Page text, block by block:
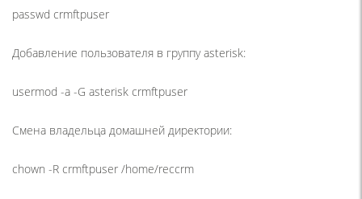
passwd crmftpuser
Добавление пользователя в группу asterisk:
usermod -a -G asterisk crmftpuser
Смена владельца домашней директории:
chown -R crmftpuser /home/reccrm